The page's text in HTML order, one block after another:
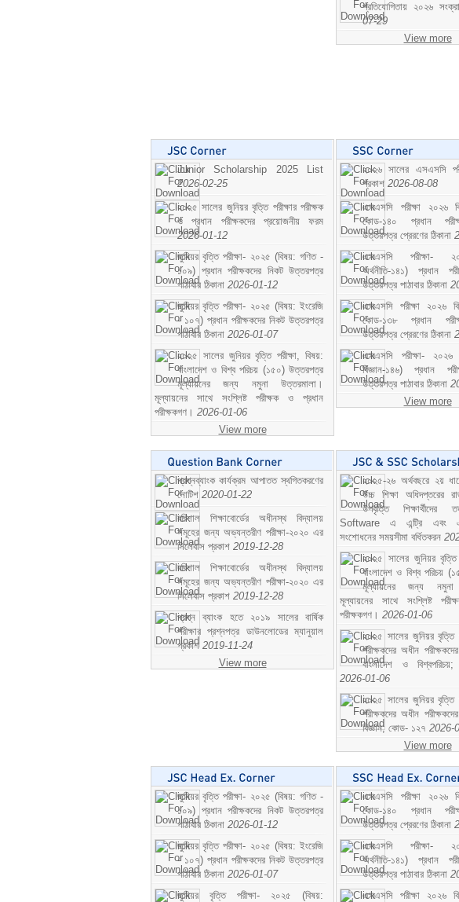
প্রতিযোগিতায় ২০২৬
07-29
View more
Junior Scholarship 2025 List
2026-02-25
২০২৫ সালের জুনিয়র বৃত্তি পরীক্ষার পরীক্ষক
ও প্রধান পরীক্ষকদের প্রয়োজনীয় ফরম
2026-01-12
জুনিয়র বৃত্তি পরীক্ষা- ২০২৫ (বিষয়: গণিত -
১০৯) প্রধান পরীক্ষকদের নিকট উত্তরপত্র
পাঠাবার ঠিকানা 2026-01-12
জুনিয়র বৃত্তি পরীক্ষা- ২০২৫ (বিষয়: ইংরেজি
- ১০৭) প্রধান পরীক্ষকদের নিকট উত্তরপত্র
পাঠাবার ঠিকানা 2026-01-07
২০২৫ সালের জুনিয়র বৃত্তি পরীক্ষা, বিষয়:
বাংলাদেশ ও বিশ্ব পরিচয় (১৫০) উত্তরপত্র
মূল্যায়নের জন্য নমুনা উত্তরমালা।
মূল্যায়নের সাথে সংশ্লিষ্ট পরীক্ষক ও প্রধান
পরীক্ষকগণ। 2026-01-06
View more
২০২৬ সালের এসএসসি
প্রকাশ 2026-08-08
এসএসসি পরীক্ষা ২০২৬
কোড-১৪০ প্রধান
উত্তরপত্র প্রেরণের ঠিকানা
এসএসসি পরীক্ষা-
অর্থনীতি-১৪১) প্রধান
উত্তরপত্র পাঠাবার ঠিকানা
এসএসসি পরীক্ষা ২০২৬
কোড-১৩৮ প্রধান
উত্তরপত্র প্রেরণের ঠিকানা
এসএসসি পরীক্ষা- ২০২৬
বিজ্ঞান-১৪৬) প্রধান
উত্তরপত্র পাঠাবার ঠিকানা
View more
প্রশ্নব্যাংক কার্যক্রম আপাতত স্থগিতকরণের
নোটিশ 2020-01-22
বরিশাল শিক্ষাবোর্ডের অধীনস্থ বিদ্যালয়
সমূহের জন্য অভ্যন্তরীণ পরীক্ষা-২০২০ এর
সিলেবাস প্রকাশ 2019-12-28
বরিশাল শিক্ষাবোর্ডের অধীনস্থ বিদ্যালয়
সমূহের জন্য অভ্যন্তরীণ পরীক্ষা-২০২০ এর
সিলেবাস প্রকাশ 2019-12-28
প্রশ্ন ব্যাংক হতে ২০১৯ সালের বার্ষিক
পরীক্ষার প্রশ্নপত্র ডাউনলোডের ম্যানুয়াল
প্রকাশ 2019-11-24
View more
২০২৫-২৬ অর্থবছরে ২য়
উচ্চ শিক্ষা অধিদপ্তরের
উপবৃত্তি শিক্ষার্থীদের
Software এ এন্ট্রি এবং
সংশোধনের সময়সীমা বর্ধিতকরন
২০২৫ সালের জুনিয়র বৃত্তি
বাংলাদেশ ও বিশ্ব পরিচয়
মূল্যায়নের জন্য নমুনা
মূল্যায়নের সাথে সংশ্লিষ্ট
পরীক্ষকগণ। 2026-01-06
২০২৫ সালের জুনিয়র বৃত্তি
পরীক্ষকদের অধীন
বাংলাদেশ ও
2026-01-06
২০২৫ সালের জুনিয়র বৃত্তি
পরীক্ষকদের অধীন
বিজ্ঞান; কোড- ১২৭ 2026-
View more
জুনিয়র বৃত্তি পরীক্ষা- ২০২৫ (বিষয়: গণিত -
১০৯) প্রধান পরীক্ষকদের নিকট উত্তরপত্র
পাঠাবার ঠিকানা 2026-01-12
জুনিয়র বৃত্তি পরীক্ষা- ২০২৫ (বিষয়: ইংরেজি
- ১০৭) প্রধান পরীক্ষকদের নিকট উত্তরপত্র
পাঠাবার ঠিকানা 2026-01-07
জুনিয়র বৃত্তি পরীক্ষা- ২০২৫ (বিষয়:
এসএসসি পরীক্ষা ২০২৬
কোড-১৪০ প্রধান
উত্তরপত্র প্রেরণের ঠিকানা
এসএসসি পরীক্ষা-
অর্থনীতি-১৪১) প্রধান
উত্তরপত্র পাঠাবার ঠিকানা
এসএসসি পরীক্ষা ২০২৬